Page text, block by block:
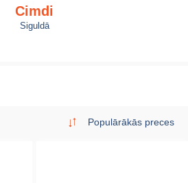
Cimdi
Siguldā
Populārākās preces